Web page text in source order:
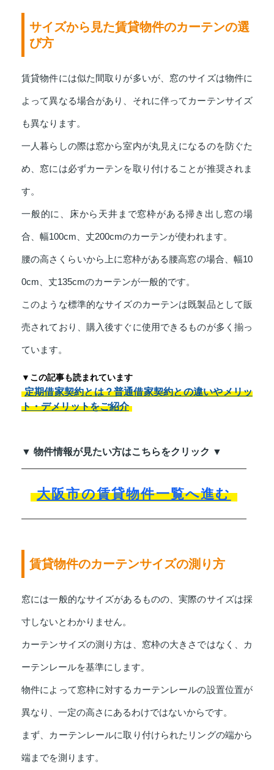
サイズから見た賃貸物件のカーテンの選
び方
賃貸物件には似た間取りが多いが、窓のサイズは物件に
よって異なる場合があり、それに伴ってカーテンサイズ
も異なります。
一人暮らしの際は窓から室内が丸見えになるのを防ぐた
め、窓には必ずカーテンを取り付けることが推奨されま
す。
一般的に、床から天井まで窓枠がある掃き出し窓の場
合、幅100cm、丈200cmのカーテンが使われます。
腰の高さくらいから上に窓枠がある腰高窓の場合、幅10
0cm、丈135cmのカーテンが一般的です。
このような標準的なサイズのカーテンは既製品として販
売されており、購入後すぐに使用できるものが多く揃っ
ています。
▼この記事も読まれています
定期借家契約とは？普通借家契約との違いやメリッ
ト・デメリットをご紹介
▼ 物件情報が見たい方はこちらをクリック ▼
大阪市の賃貸物件一覧へ進む
賃貸物件のカーテンサイズの測り方
窓には一般的なサイズがあるものの、実際のサイズは採
寸しないとわかりません。
カーテンサイズの測り方は、窓枠の大きさではなく、カ
ーテンレールを基準にします。
物件によって窓枠に対するカーテンレールの設置位置が
異なり、一定の高さにあるわけではないからです。
まず、カーテンレールに取り付けられたリングの端から
端までを測ります。